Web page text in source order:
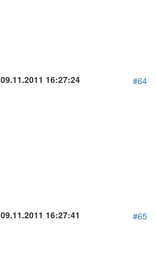
09.11.2011 16:27:24 #64
09.11.2011 16:27:41 #65